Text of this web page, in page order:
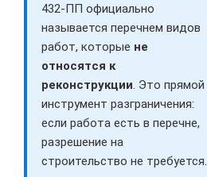
432-ПП официально
называется перечнем видов
работ, которые не
относятся к
реконструкции. Это прямой
инструмент разграничения:
если работа есть в перечне,
разрешение на
строительство не требуется.